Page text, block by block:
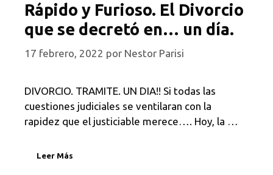
Rápido y Furioso. El Divorcio
que se decretó en… un día.
17 febrero, 2022 por Nestor Parisi
DIVORCIO. TRAMITE. UN DIA!! Si todas las
cuestiones judiciales se ventilaran con la
rapidez que el justiciable merece…. Hoy, la …
Leer Más